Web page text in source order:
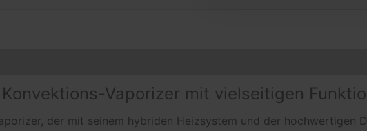
Vaporizer mit vielseitigen
der mit seinem hybriden Heizsystem und der hochwertigen